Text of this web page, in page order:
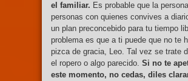
el familiar. Es probable que la
personas con quienes convives a
un plan preconcebido para tu tiempo
problema es que a ti puede que no te
pizca de gracia, Leo. Tal vez se trate
el ropero o algo parecido. Si no te
este momento, no cedas, diles